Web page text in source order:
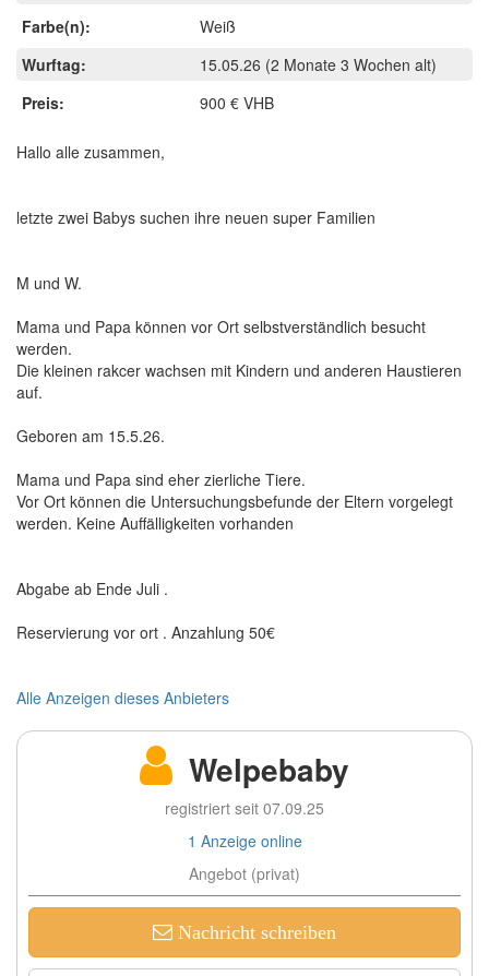
Farbe(n):
Weiß
Wurftag:
15.05.26 (2 Monate 3 Wochen alt)
Preis:
900 € VHB
Hallo alle zusammen,
letzte zwei Babys suchen ihre neuen super Familien
M und W.
Mama und Papa können vor Ort selbstverständlich besucht
werden.
Die kleinen rakcer wachsen mit Kindern und anderen Haustieren
auf.
Geboren am 15.5.26.
Mama und Papa sind eher zierliche Tiere.
Vor Ort können die Untersuchungsbefunde der Eltern vorgelegt
werden. Keine Auffälligkeiten vorhanden
Abgabe ab Ende Juli .
Reservierung vor ort . Anzahlung 50€
Alle Anzeigen dieses Anbieters
Welpebaby
registriert seit 07.09.25
1 Anzeige online
Angebot (privat)
Nachricht schreiben